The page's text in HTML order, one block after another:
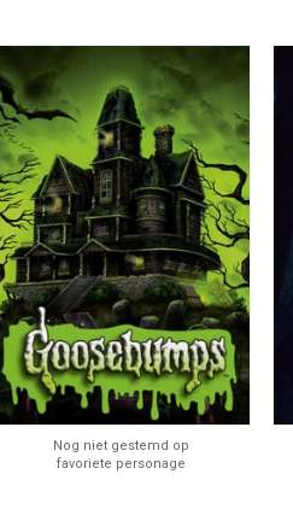
Nog niet gestemd op
favoriete personage